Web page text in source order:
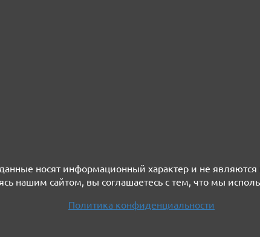
носят информационный характер и не
нашим сайтом, вы соглашаетесь с тем, что мы
Политика конфиденциальности